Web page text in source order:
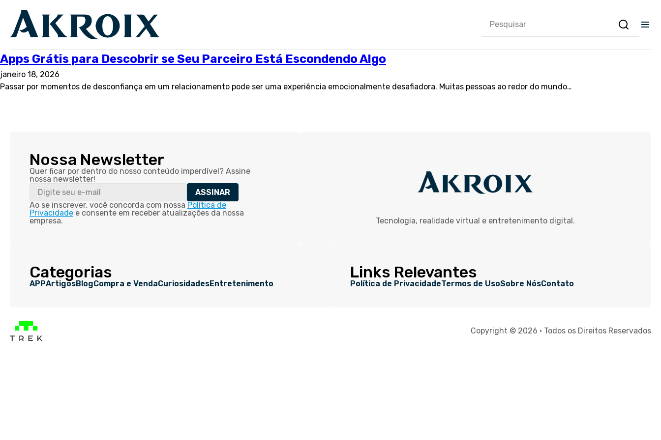
Apps Grátis para Descobrir se Seu Parceiro Está Escondendo Algo
janeiro 18, 2026
Passar por momentos de desconfiança em um relacionamento pode ser uma experiência emocionalmente desafiadora. Muitas pessoas ao redor do mundo…
Nossa Newsletter
Quer ficar por dentro do nosso conteúdo imperdível? Assine
nossa newsletter!
ASSINAR
Ao se inscrever, você concorda com nossa Política de
Privacidade e consente em receber atualizações da nossa
empresa.
Tecnologia, realidade virtual e entretenimento digital.
Categorias
APPArtigosBlogCompra e VendaCuriosidadesEntretenimento
Links Relevantes
Política de PrivacidadeTermos de UsoSobre NósContato
Copyright © 2026 • Todos os Direitos Reservados